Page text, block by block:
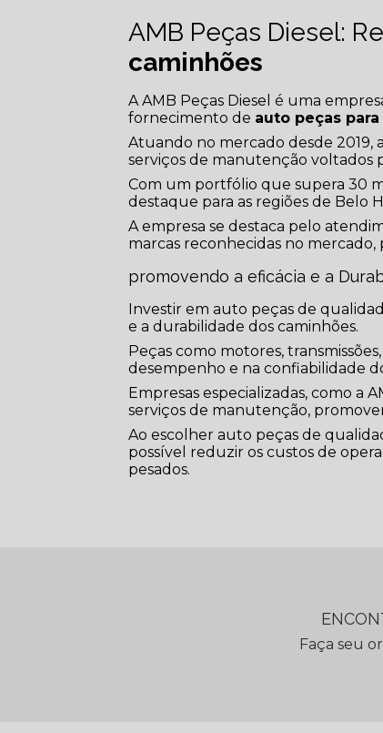
AMB Peças Diesel:
caminhões
A AMB Peças Diesel é uma
fornecimento de auto peças
Atuando no mercado desde 2019,
serviços de manutenção voltados
Com um portfólio que supera 30
destaque para as regiões de Belo
A empresa se destaca pelo
marcas reconhecidas no
promovendo a eficácia e a
Investir em auto peças de
e a durabilidade dos caminhões.
Peças como motores,
desempenho e na confiabilidade
Empresas especializadas, como a
serviços de manutenção,
Ao escolher auto peças de
possível reduzir os custos de
pesados.
Faça seu